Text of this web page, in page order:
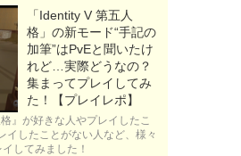
「Identity V 第五人
格」の新モード“手記の
加筆”はPvEと聞いたけ
れど…実際どうなの？
集まってプレイしてみ
た！【プレイレポ】
格』が好きな人やプレイしたこ
イしたことがない人など、様々
してみました！